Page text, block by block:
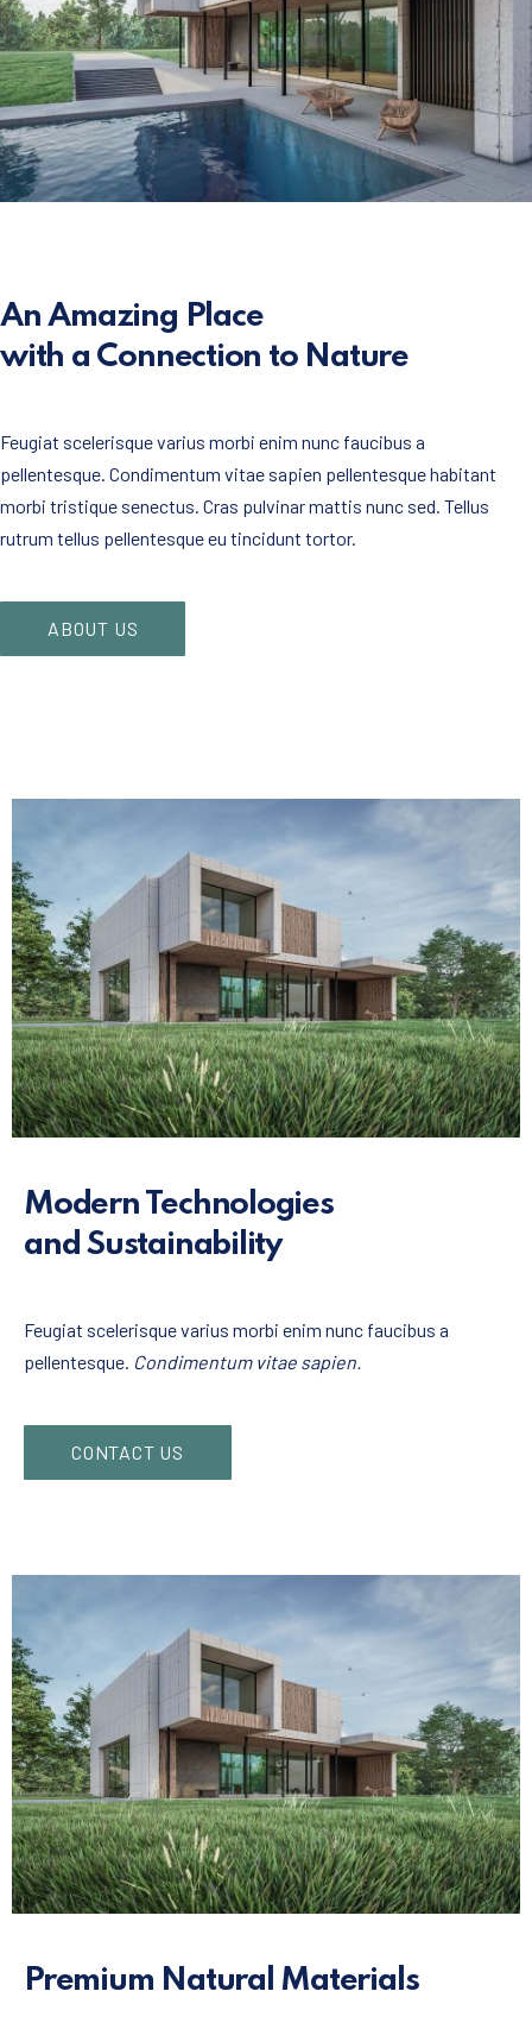
An Amazing Place
with a Connection to Nature
Feugiat scelerisque varius morbi enim nunc faucibus a
pellentesque. Condimentum vitae sapien pellentesque habitant
morbi tristique senectus. Cras pulvinar mattis nunc sed. Tellus
rutrum tellus pellentesque eu tincidunt tortor.
ABOUT US
Modern Technologies
and Sustainability
Feugiat scelerisque varius morbi enim nunc faucibus a
pellentesque. Condimentum vitae sapien.
CONTACT US
Premium Natural Materials